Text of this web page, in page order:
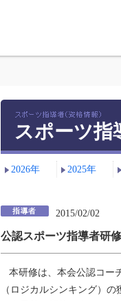
スポーツ指
2026年 2025年
2015/02/02
公認スポーツ指導者研
本研修は、本会公認コー
（ロジカルシンキング）